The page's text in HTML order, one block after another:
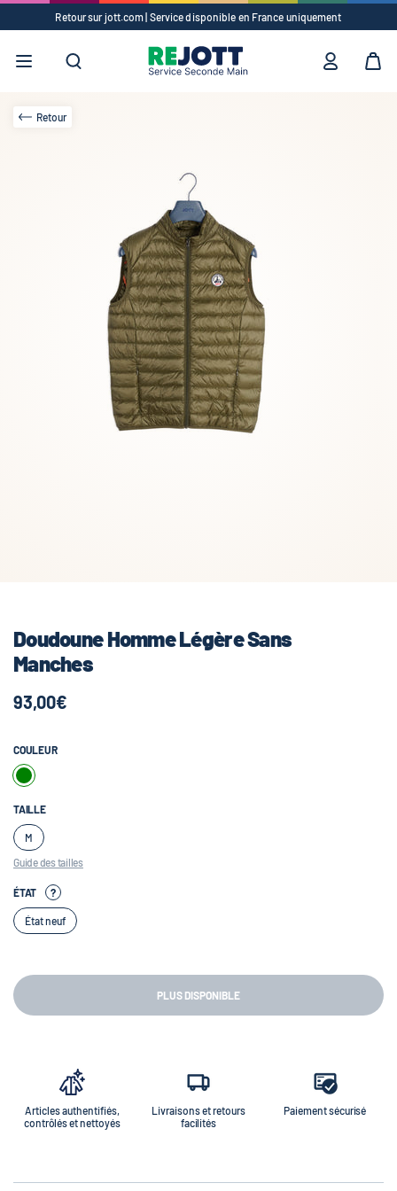
Retour sur jott.com | Service disponible en France uniquement
Retour
Doudoune Homme Légère Sans
Manches
93,00€
COULEUR
TAILLE
M
Guide des tailles
ÉTAT ?
État neuf
PLUS DISPONIBLE
Articles authentifiés,
contrôlés et nettoyés
Livraisons et retours
facilités
Paiement sécurisé
Vêtements